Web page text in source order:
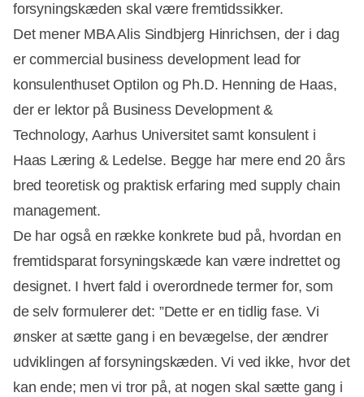
forsyningskæden skal være fremtidssikker.
Det mener MBA Alis Sindbjerg Hinrichsen, der i dag
er commercial business development lead for
konsulenthuset Optilon og Ph.D. Henning de Haas,
der er lektor på Business Development &
Technology, Aarhus Universitet samt konsulent i
Haas Læring & Ledelse. Begge har mere end 20 års
bred teoretisk og praktisk erfaring med supply chain
management.
De har også en række konkrete bud på, hvordan en
fremtidsparat forsyningskæde kan være indrettet og
designet. I hvert fald i overordnede termer for, som
de selv formulerer det: ”Dette er en tidlig fase. Vi
ønsker at sætte gang i en bevægelse, der ændrer
udviklingen af forsyningskæden. Vi ved ikke, hvor det
kan ende; men vi tror på, at nogen skal sætte gang i